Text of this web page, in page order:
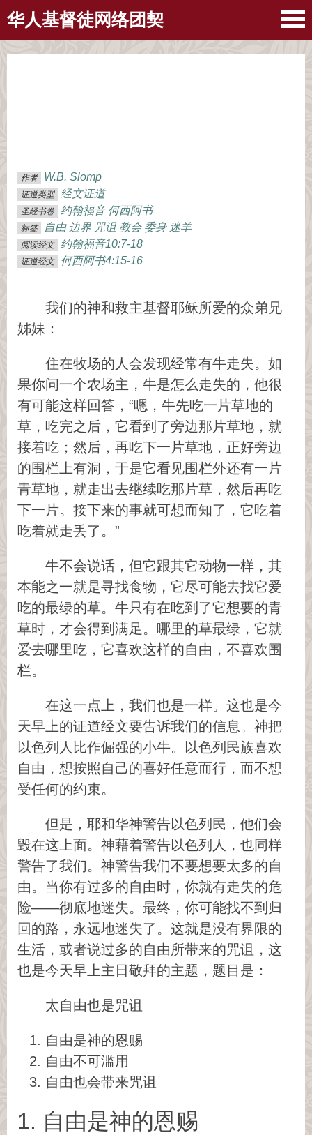
华人基督徒网络团契
作者 W.B. Slomp
证道类型 经文证道
圣经书卷 约翰福音 何西阿书
标签 自由 边界 咒诅 教会 委身 迷羊
阅读经文 约翰福音10:7-18
证道经文 何西阿书4:15-16
我们的神和救主基督耶稣所爱的众弟兄
姊妹：
住在牧场的人会发现经常有牛走失。如
果你问一个农场主，牛是怎么走失的，他很
有可能这样回答，“嗯，牛先吃一片草地的
草，吃完之后，它看到了旁边那片草地，就
接着吃；然后，再吃下一片草地，正好旁边
的围栏上有洞，于是它看见围栏外还有一片
青草地，就走出去继续吃那片草，然后再吃
下一片。接下来的事就可想而知了，它吃着
吃着就走丢了。”
牛不会说话，但它跟其它动物一样，其
本能之一就是寻找食物，它尽可能去找它爱
吃的最绿的草。牛只有在吃到了它想要的青
草时，才会得到满足。哪里的草最绿，它就
爱去哪里吃，它喜欢这样的自由，不喜欢围
栏。
在这一点上，我们也是一样。这也是今
天早上的证道经文要告诉我们的信息。神把
以色列人比作倔强的小牛。以色列民族喜欢
自由，想按照自己的喜好任意而行，而不想
受任何的约束。
但是，耶和华神警告以色列民，他们会
毁在这上面。神藉着警告以色列人，也同样
警告了我们。神警告我们不要想要太多的自
由。当你有过多的自由时，你就有走失的危
险——彻底地迷失。最终，你可能找不到归
回的路，永远地迷失了。这就是没有界限的
生活，或者说过多的自由所带来的咒诅，这
也是今天早上主日敬拜的主题，题目是：
太自由也是咒诅
自由是神的恩赐
自由不可滥用
自由也会带来咒诅
1. 自由是神的恩赐